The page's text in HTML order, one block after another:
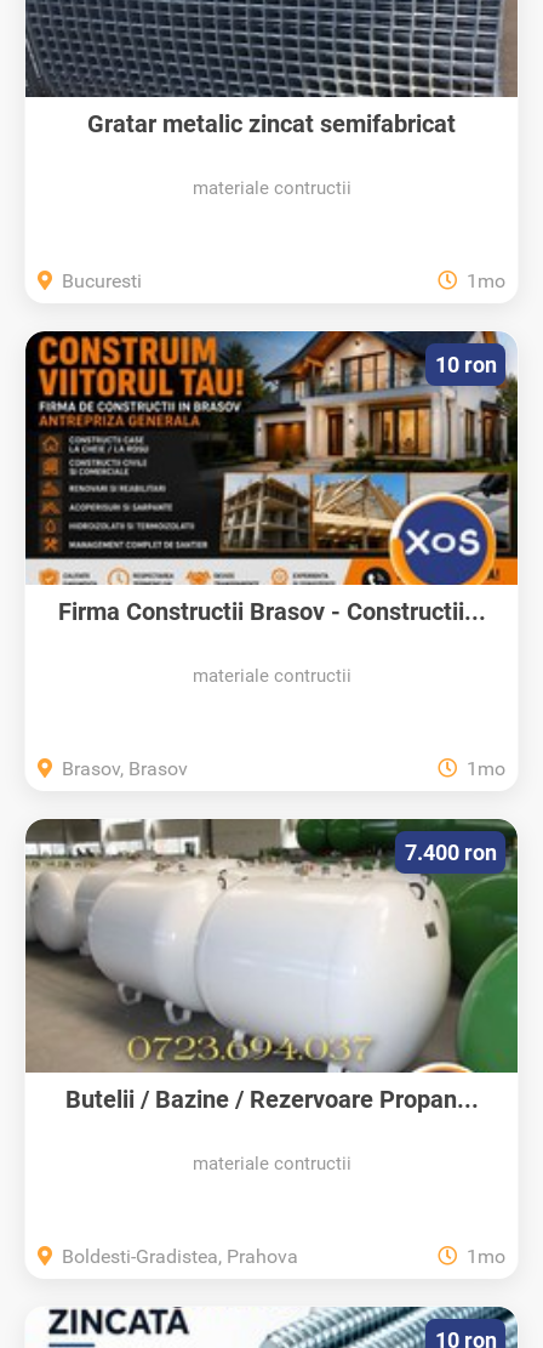
Gratar metalic zincat semifabricat
materiale contructii
Bucuresti 1mo
Firma Constructii Brasov - Constructii...
materiale contructii
10 ron
Brasov, Brasov 1mo
Butelii / Bazine / Rezervoare Propan...
materiale contructii
7.400 ron
Boldesti-Gradistea, Prahova 1mo
10 ron